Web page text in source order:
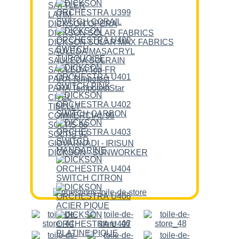
SATTLER
LATIM
DICKSON OPERA
DICKSON SOLAR FABRICS
DICKSON SOLAR MAX FABRICS
SAULEDA MASACRYL
SAULEDA SOLRAIN
SAULEDA Top-FR
PARA Tempotest
PARA TempotestStar
CITEL
TIBELLY
COMMERCIAL 95
SOLTIS 86
SOLTIS 92
GIOVARNADI - IRISUN
DICKSON - SUNWORKER